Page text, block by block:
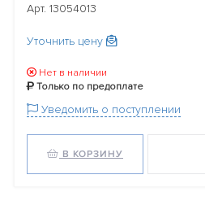
Арт. 13054013
Уточнить цену
Нет в наличии
Только по предоплате
Уведомить о поступлении
В КОРЗИНУ